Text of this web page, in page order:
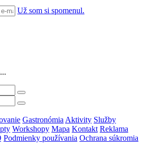
Už som si spomenul.
Gastronómia Aktivity Služby
Workshopy Mapa Kontakt Reklama
Podmienky používania Ochrana súkromia